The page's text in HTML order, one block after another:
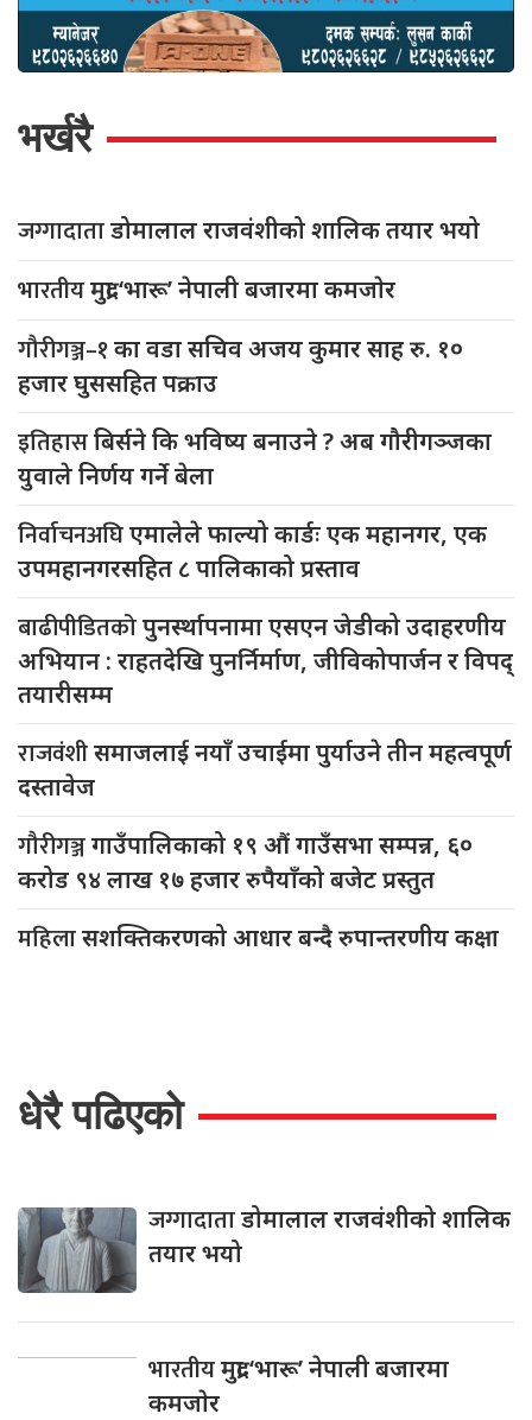
भर्खरै
जग्गादाताडोमालाल राजवंशीको शालिक तयार भयो
भारतीयमुद्रा ‘भारू’ नेपाली बजारमा कमजाेर
गौरीगञ्ज–१का वडा सचिव अजय कुमार साह रु. १०
हजार घुससहित पक्राउ
इतिहासबिर्सने कि भविष्य बनाउने ? अब गौरीगञ्जका
युवाले निर्णय गर्ने बेला
निर्वाचनअघिएमालेले फाल्यो कार्डः एक महानगर, एक
उपमहानगरसहित ८ पालिकाको प्रस्ताव
बाढीपीडितकोपुनर्स्थापनामा एसएन जेडीको उदाहरणीय
अभियान : राहतदेखि पुनर्निर्माण, जीविकोपार्जन र विपद्
तयारीसम्म
राजवंशीसमाजलाई नयाँ उचाईमा पुर्याउने तीन महत्वपूर्ण
दस्तावेज
गौरीगञ्जगाउँपालिकाको १९ औं गाउँसभा सम्पन्न, ६०
करोड ९४ लाख १७ हजार रुपैयाँको बजेट प्रस्तुत
महिलासशक्तिकरणको आधार बन्दै रुपान्तरणीय कक्षा
धेरै पढिएको
जग्गादाताडोमालाल राजवंशीको शालिक
तयार भयो
भारतीयमुद्रा ‘भारू’ नेपाली बजारमा
कमजाेर